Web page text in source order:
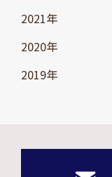
2021年
2020年
2019年